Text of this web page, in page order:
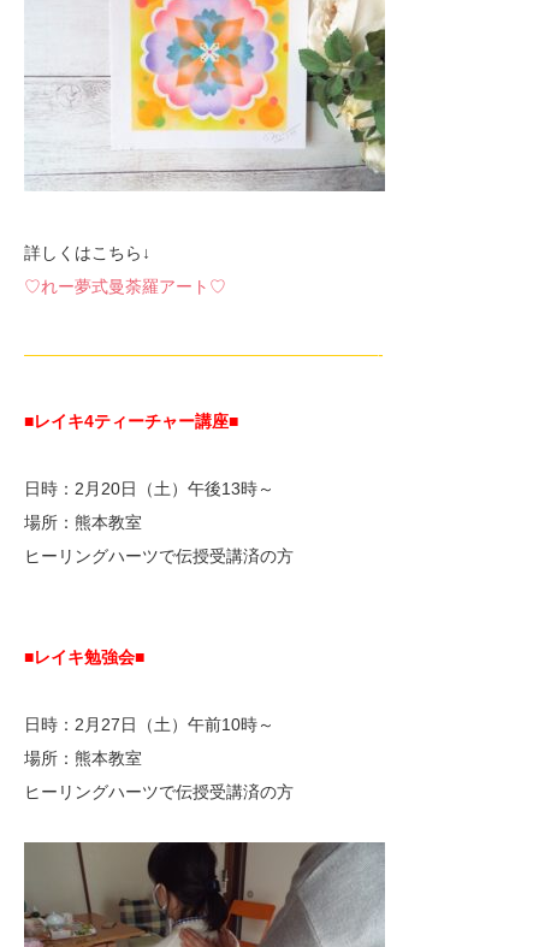
詳しくはこちら↓
♡れー夢式曼荼羅アート♡
—————————————————————-
■レイキ4ティーチャー講座■
日時：2月20日（土）午後13時～
場所：熊本教室
ヒーリングハーツで伝授受講済の方
■レイキ勉強会■
日時：2月27日（土）午前10時～
場所：熊本教室
ヒーリングハーツで伝授受講済の方